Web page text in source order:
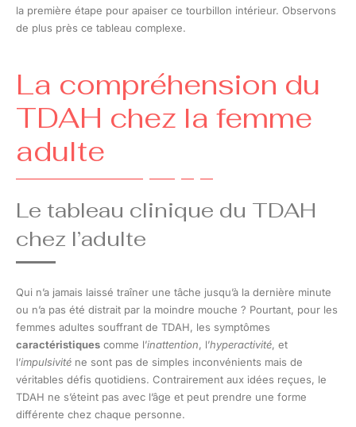
la première étape pour apaiser ce tourbillon intérieur. Observons
de plus près ce tableau complexe.
La compréhension du
TDAH chez la femme
adulte
Le tableau clinique du TDAH
chez l’adulte
Qui n’a jamais laissé traîner une tâche jusqu’à la dernière minute
ou n’a pas été distrait par la moindre mouche ? Pourtant, pour les
femmes adultes souffrant de TDAH, les symptômes
caractéristiques comme l’inattention, l’hyperactivité, et
l’impulsivité ne sont pas de simples inconvénients mais de
véritables défis quotidiens. Contrairement aux idées reçues, le
TDAH ne s’éteint pas avec l’âge et peut prendre une forme
différente chez chaque personne.